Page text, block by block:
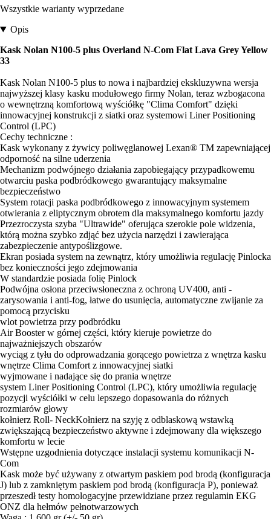
Wszystkie warianty wyprzedane
Opis
Kask Nolan N100-5 plus Overland N-Com Flat Lava Grey Yellow
33
Kask Nolan N100-5 plus to nowa i najbardziej ekskluzywna wersja
najwyższej klasy kasku modułowego firmy Nolan, teraz wzbogacona
o wewnętrzną komfortową wyściółkę "Clima Comfort" dzięki
innowacyjnej konstrukcji z siatki oraz systemowi Liner Positioning
Control (LPC)
Cechy techniczne :
Kask wykonany z żywicy poliwęglanowej Lexan® TM zapewniającej
odporność na silne uderzenia
Mechanizm podwójnego działania zapobiegający przypadkowemu
otwarciu paska podbródkowego gwarantujący maksymalne
bezpieczeństwo
System rotacji paska podbródkowego z innowacyjnym systemem
otwierania z eliptycznym obrotem dla maksymalnego komfortu jazdy
Przezroczysta szyba "Ultrawide" oferująca szerokie pole widzenia,
którą można szybko zdjąć bez użycia narzędzi i zawierająca
zabezpieczenie antypoślizgowe.
Ekran posiada system na zewnątrz, który umożliwia regulację Pinlocka
bez konieczności jego zdejmowania
W standardzie posiada folię Pinlock
Podwójna osłona przeciwsłoneczna z ochroną UV400, anti -
zarysowania i anti-fog, łatwe do usunięcia, automatyczne zwijanie za
pomocą przycisku
wlot powietrza przy podbródku
Air Booster w górnej części, który kieruje powietrze do
najważniejszych obszarów
wyciąg z tyłu do odprowadzania gorącego powietrza z wnętrza kasku
wnętrze Clima Comfort z innowacyjnej siatki
wyjmowane i nadające się do prania wnętrze
system Liner Positioning Control (LPC), który umożliwia regulację
pozycji wyściółki w celu lepszego dopasowania do różnych
rozmiarów głowy
kołnierz Roll- NeckKołnierz na szyję z odblaskową wstawką
zwiększającą bezpieczeństwo aktywne i zdejmowany dla większego
komfortu w lecie
Wstępne uzgodnienia dotyczące instalacji systemu komunikacji N-
Com
Kask może być używany z otwartym paskiem pod brodą (konfiguracja
J) lub z zamkniętym paskiem pod brodą (konfiguracja P), ponieważ
przeszedł testy homologacyjne przewidziane przez regulamin EKG
ONZ dla hełmów pełnotwarzowych